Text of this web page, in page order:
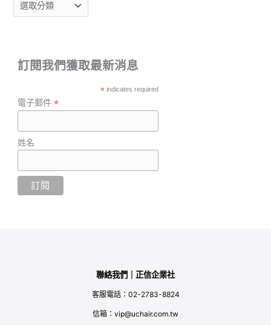
訂閱我們獲取最新消息
*indicates required
電子郵件*
姓名
聯絡我們｜正信企業社
客服電話：02-2783-8824
信箱：vip@uchair.com.tw